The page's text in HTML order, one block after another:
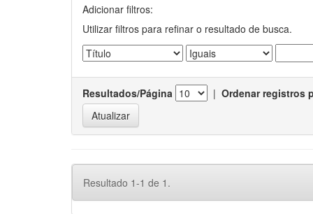
Adicionar filtros:
Utilizar filtros para refinar o resultado de busca.
Resultados/Página | Ordenar registros
Resultado 1-1 de 1.